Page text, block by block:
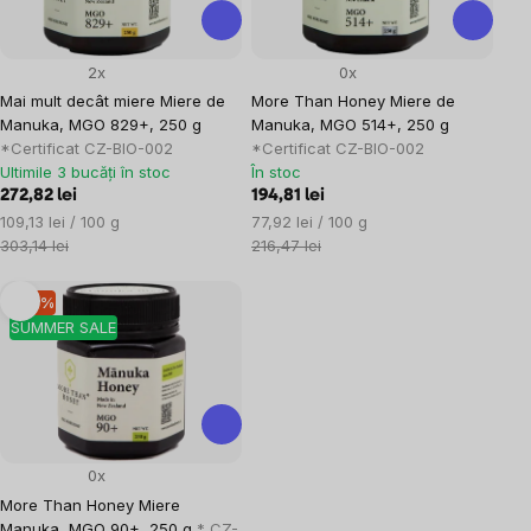
Mai mult decât miere Miere de
Manuka, MGO 829+, 250 g
*Certificat CZ-BIO-002
2x
Ultimile 3 bucăți în stoc
272,82 lei
Evaluare
preţ:
109,13 lei / 100 g
303,14 lei
More Than Honey Miere de
Manuka, MGO 514+, 250 g
*Certificat CZ-BIO-002
0x
În stoc
194,81 lei
Evaluare
preţ:
77,92 lei / 100 g
216,47 lei
SUMMER SALE
–10 %
More Than Honey Miere
0x